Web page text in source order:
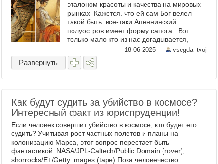
эталоном красоты и качества на мировых
рынках. Кажется, что ей сам Бог велел
такой быть: все-таки Апеннинский
полуостров имеет форму сапога . Вот
только мало кто из нас догадывается,
насколько долго обувь Италии ценится на
рынке. Ведь она считалась ...
18-06-2025 — vsegda_tvoj
Развернуть
Как будут судить за убийство в космосе?
Интересный факт из юриспруденции!
Если человек совершит убийство в космосе, кто будет его
судить? Учитывая рост частных полетов и планы на
колонизацию Марса, этот вопрос перестает быть
фантастикой. NASA/JPL-Caltech/Public Domain (rover),
shorrocks/E+/Getty Images (tape) Пока человечество